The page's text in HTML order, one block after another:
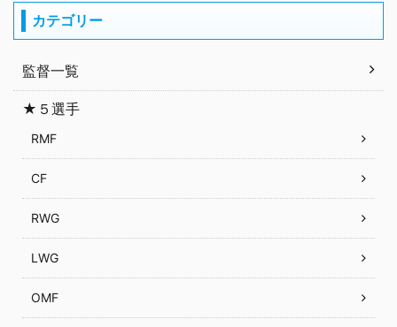
カテゴリー
監督一覧
★５選手
RMF
CF
RWG
LWG
OMF